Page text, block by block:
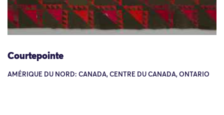
Courtepointe
AMÉRIQUE DU NORD: CANADA, CENTRE DU CANADA, ONTARIO